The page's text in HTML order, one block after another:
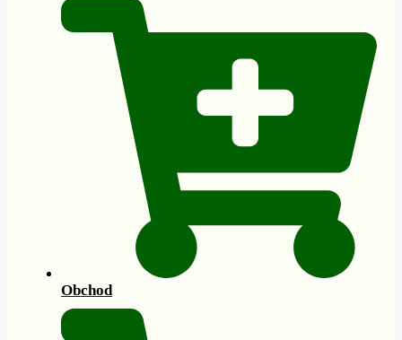
Obchod